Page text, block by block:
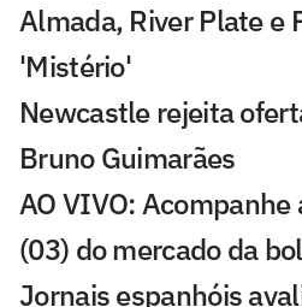
Almada, River Plate e
'Mistério'
Newcastle rejeita
Bruno Guimarães
AO VIVO:
(03) do mercado da
Jornais espanhóis